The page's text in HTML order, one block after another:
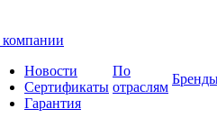
Новости
Сертификаты
Гарантия
По
отраслям